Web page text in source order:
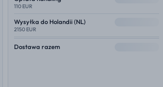
110 EUR
Wysyłka do Holandii (NL)
2150 EUR
Dostawa razem